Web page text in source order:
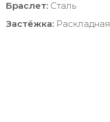
Браслет: Сталь
Застёжка: Раскладная